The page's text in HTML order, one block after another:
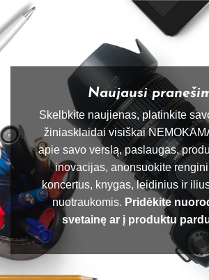
Naujausi
Skelbkite naujienas, platinkite
žiniasklaidai visiškai
apie savo verslą, paslaugas,
inovacijas, anonsuokite
koncertus, knygas, leidinius ir
nuotraukomis. Pridėkite
svetainę ar į produktu